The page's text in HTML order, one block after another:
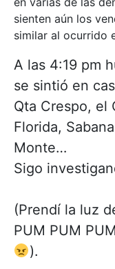
sienten aún los
similar al ocurrido
A las 4:19 pm
se sintió en
Qta Crespo, el
Florida,
Monte…
Sigo
(Prendí la luz
PUM PUM
).